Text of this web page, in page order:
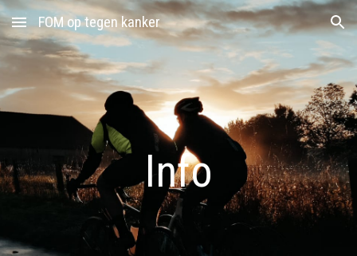
Skip to main content Skip to navigation
FOM op tegen kanker
Info